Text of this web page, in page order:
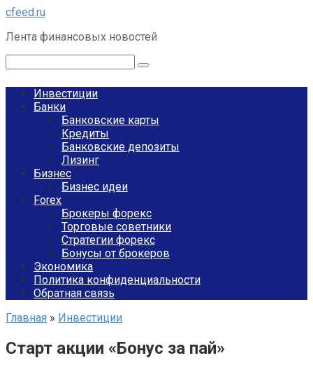
Перейти
контенту
cfeed.ru
Лента финансовых новостей
Инвестиции
Банки
Банковские карты
Кредиты
Банковские депозиты
Лизинг
Бизнес
Бизнес идеи
Forex
Брокеры форекс
Торговые советники
Стратегии форекс
Бонусы от брокеров
Экономика
Политика конфиденциальности
Обратная связь
Главная » Инвестиции
Старт акции «Бонус за пай»